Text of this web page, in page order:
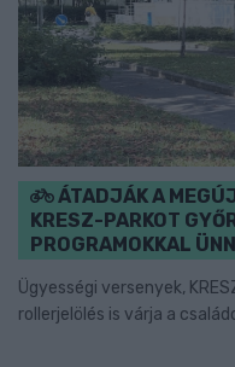
ÁTADJÁK A
KRESZ-PARKOT
PROGRAMOKKAL
Ügyességi versenyek,
rollerjelölés is várja a